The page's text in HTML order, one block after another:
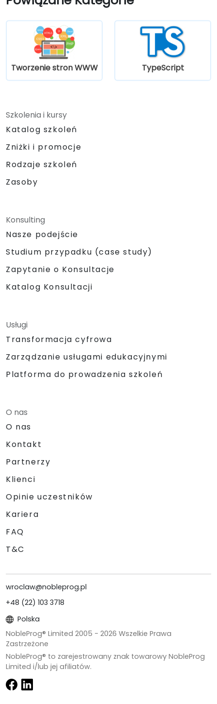
Tworzenie stron WWW TypeScript
Szkolenia i kursy
Katalog szkoleń
Zniżki i promocje
Rodzaje szkoleń
Zasoby
Konsulting
Nasze podejście
Studium przypadku (case study)
Zapytanie o Konsultacje
Katalog Konsultacji
Usługi
Transformacja cyfrowa
Zarządzanie usługami edukacyjnymi
Platforma do prowadzenia szkoleń
O nas
O nas
Kontakt
Partnerzy
Klienci
Opinie uczestników
Kariera
FAQ
T&C
wroclaw@nobleprog.pl
+48 (22) 103 3718
Polska
NobleProg® Limited 2005 - 2026 Wszelkie Prawa
Zastrzeżone
NobleProg® to zarejestrowany znak towarowy NobleProg
Limited i/lub jej afiliatów.